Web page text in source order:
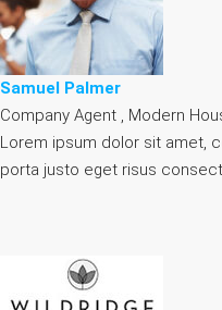
Samuel Palmer
Company Agent , Modern
Lorem ipsum dolor sit amet,
porta justo eget risus